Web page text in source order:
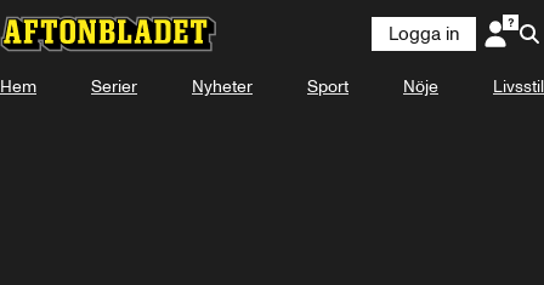
Laddar ...
Logga in
Hem Serier Nyheter Sport Nöje Livsstil